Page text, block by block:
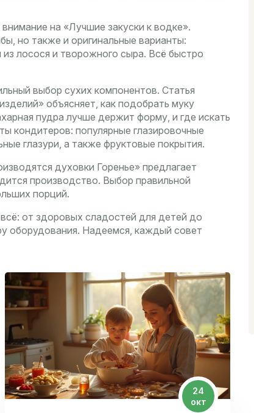
на «Лучшие закуски к водке».
но также и оригинальные варианты:
лосося и творожного сыра. Всё быстро
выбор сухих компонентов. Статья
объясняет, как подобрать муку
пудра лучше держит форму, и где искать
кондитеров: популярные глазировочные
глазури, а также фруктовые покрытия.
духовки Горенье» предлагает
производство. Выбор правильной
порций.
от здоровых сладостей для детей до
оборудования. Надеемся, каждый совет
24
окт